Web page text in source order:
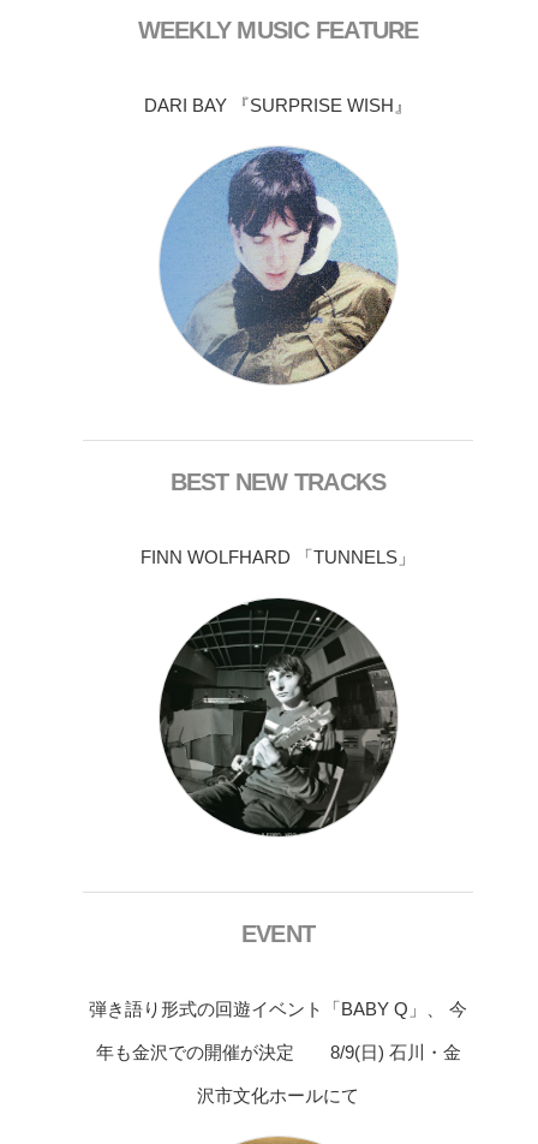
WEEKLY MUSIC FEATURE
DARI BAY 『SURPRISE WISH』
BEST NEW TRACKS
FINN WOLFHARD 「TUNNELS」
EVENT
弾き語り形式の回遊イベント「BABY Q」、 今
年も金沢での開催が決定 8/9(日) 石川・金
沢市文化ホールにて